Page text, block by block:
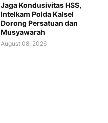
Jaga Kondusivitas HSS,
Intelkam Polda Kalsel
Dorong Persatuan dan
Musyawarah
August 08, 2026